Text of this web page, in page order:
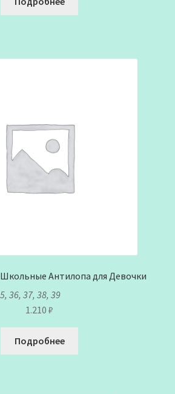
Школьные Антилопа для Девочки
36, 37, 38, 39
1.210 ₽
Подробнее